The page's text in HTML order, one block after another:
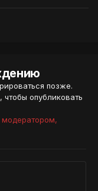
позже.
, чтобы опубликовать
модератором,